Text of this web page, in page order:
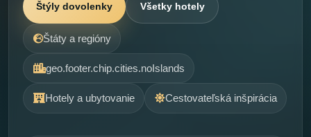
Štýly dovolenky Všetky hotely
Štáty a regióny
geo.footer.chip.cities.noIslands
Hotely a ubytovanie Cestovateľská inšpirácia